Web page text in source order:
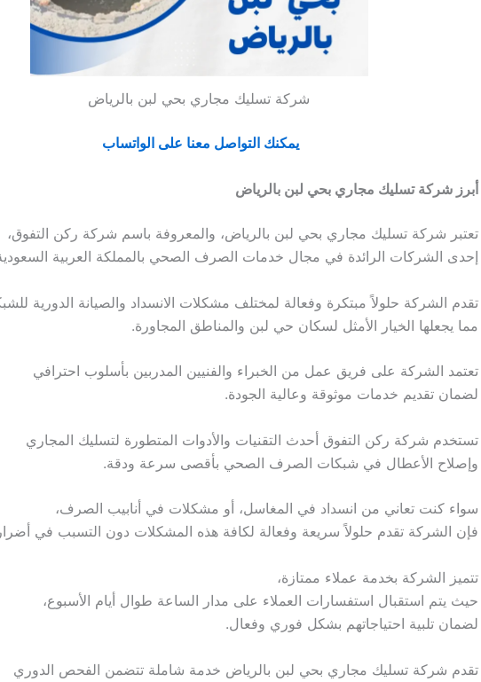
شركة تسليك مجاري بحي لبن بالرياض
يمكنك التواصل معنا على الواتساب
أبرز شركة تسليك مجاري بحي لبن بالرياض
تعتبر شركة تسليك مجاري بحي لبن بالرياض، والمعروفة باسم شركة ركن التفوق،
إحدى الشركات الرائدة في مجال خدمات الصرف الصحي بالمملكة العربية
تقدم الشركة حلولاً مبتكرة وفعالة لمختلف مشكلات الانسداد والصيانة الدورية
مما يجعلها الخيار الأمثل لسكان حي لبن والمناطق المجاورة.
تعتمد الشركة على فريق عمل من الخبراء والفنيين المدربين بأسلوب احترافي
لضمان تقديم خدمات موثوقة وعالية الجودة.
تستخدم شركة ركن التفوق أحدث التقنيات والأدوات المتطورة لتسليك المجاري
وإصلاح الأعطال في شبكات الصرف الصحي بأقصى سرعة ودقة.
سواء كنت تعاني من انسداد في المغاسل، أو مشكلات في أنابيب الصرف،
فإن الشركة تقدم حلولاً سريعة وفعالة لكافة هذه المشكلات دون التسبب في
تتميز الشركة بخدمة عملاء ممتازة،
حيث يتم استقبال استفسارات العملاء على مدار الساعة طوال أيام الأسبوع،
لضمان تلبية احتياجاتهم بشكل فوري وفعال.
تقدم شركة تسليك مجاري بحي لبن بالرياض خدمة شاملة تتضمن الفحص الدوري